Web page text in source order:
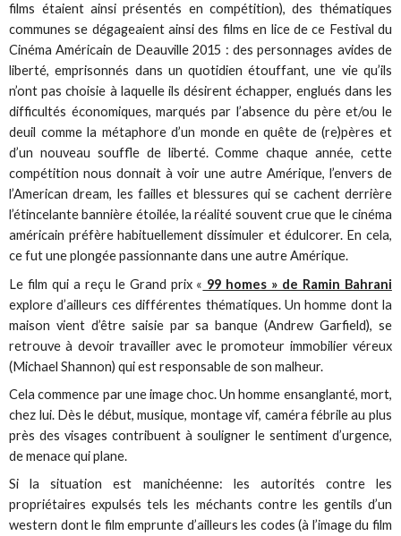
films étaient ainsi présentés en compétition), des thématiques
communes se dégageaient ainsi des films en lice de ce Festival du
Cinéma Américain de Deauville 2015 : des personnages avides de
liberté, emprisonnés dans un quotidien étouffant, une vie qu’ils
n’ont pas choisie à laquelle ils désirent échapper, englués dans les
difficultés économiques, marqués par l’absence du père et/ou le
deuil comme la métaphore d’un monde en quête de (re)pères et
d’un nouveau souffle de liberté. Comme chaque année, cette
compétition nous donnait à voir une autre Amérique, l’envers de
l’American dream, les failles et blessures qui se cachent derrière
l’étincelante bannière étoilée, la réalité souvent crue que le cinéma
américain préfère habituellement dissimuler et édulcorer. En cela,
ce fut une plongée passionnante dans une autre Amérique.
Le film qui a reçu le Grand prix « 99 homes » de Ramin Bahrani
explore d’ailleurs ces différentes thématiques. Un homme dont la
maison vient d’être saisie par sa banque (Andrew Garfield), se
retrouve à devoir travailler avec le promoteur immobilier véreux
(Michael Shannon) qui est responsable de son malheur.
Cela commence par une image choc. Un homme ensanglanté, mort,
chez lui. Dès le début, musique, montage vif, caméra fébrile au plus
près des visages contribuent à souligner le sentiment d’urgence,
de menace qui plane.
Si la situation est manichéenne: les autorités contre les
propriétaires expulsés tels les méchants contre les gentils d’un
western dont le film emprunte d’ailleurs les codes (à l’image du film